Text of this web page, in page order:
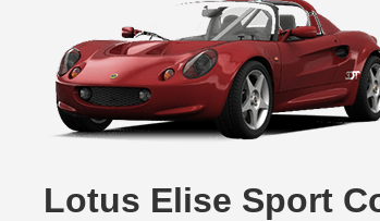
Lotus Elise Sport